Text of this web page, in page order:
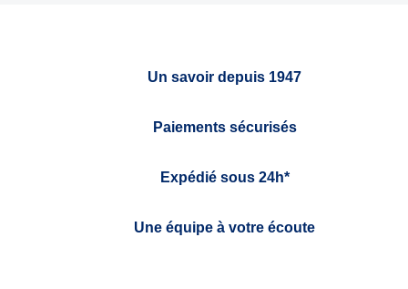
Un savoir depuis 1947
Paiements sécurisés
Expédié sous 24h*
Une équipe à votre écoute